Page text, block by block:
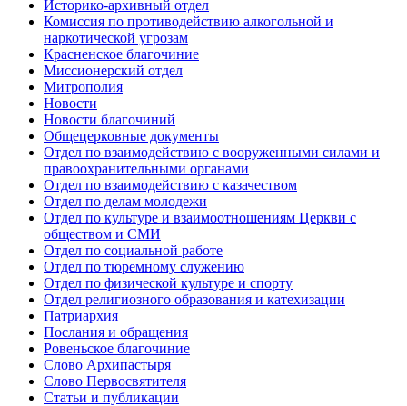
Историко-архивный отдел
Комиссия по противодействию алкогольной и
наркотической угрозам
Красненское благочиние
Миссионерский отдел
Митрополия
Новости
Новости благочиний
Общецерковные документы
Отдел по взаимодействию с вооруженными силами и
правоохранительными органами
Отдел по взаимодействию с казачеством
Отдел по делам молодежи
Отдел по культуре и взаимоотношениям Церкви с
обществом и СМИ
Отдел по социальной работе
Отдел по тюремному служению
Отдел по физической культуре и спорту
Отдел религиозного образования и катехизации
Патриархия
Послания и обращения
Ровеньское благочиние
Слово Архипастыря
Слово Первосвятителя
Статьи и публикации